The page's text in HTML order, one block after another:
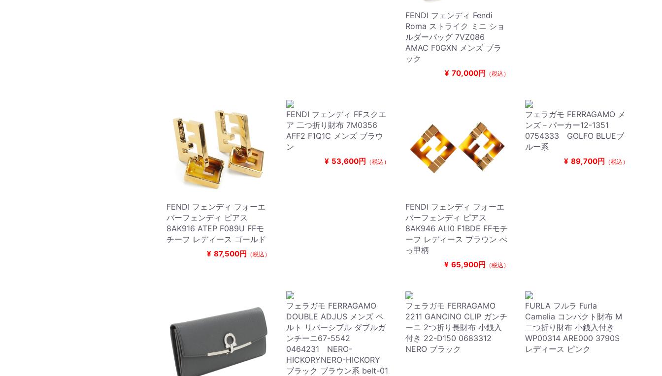
FENDI フェンディ Fendi
Roma ストライク ミニ ショ
ルダーバッグ 7VZ086
AMAC F0GXN メンズ ブラ
ック
¥ 70,000円 （税込）
FENDI フェンディ フォーエ
バーフェンディ ピアス
8AK916 ATEP F089U FFモ
チーフ レディース ゴールド
¥ 87,500円 （税込）
FENDI フェンディ FFスクエ
ア 二つ折り財布 7M0356
AFF2 F1Q1C メンズ ブラウ
ン
¥ 53,600円 （税込）
FENDI フェンディ フォーエ
バーフェンディ ピアス
8AK946 ALI0 F1BDE FFモチ
ーフ レディース ブラウン べ
っ甲柄
¥ 65,900円 （税込）
フェラガモ FERRAGAMO メ
ンズ－パーカー12-1351
0754333 GOLFO BLUEブ
ルー系
¥ 89,700円 （税込）
フェラガモ FERRAGAMO
DOUBLE ADJUS メンズ ベ
ルト リバーシブル ダブルガ
ンチーニ67-5542
0464231 NERO-
HICKORYNERO-HICKORY
ブラック ブラウン系 belt-01
フェラガモ FERRAGAMO
2211 GANCINO CLIP ガンチ
ーニ 2つ折り長財布 小銭入
付き 22-D150 0683312
NERO ブラック
FURLA フルラ Furla
Camelia コンパクト財布 M
二つ折り財布 小銭入付き
WP00314 ARE000 3790S
レディース ピンク